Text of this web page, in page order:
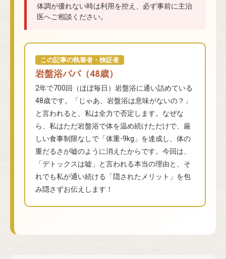
体調が優れない時は利用を控え、必ず事前に主治
医へご相談ください。
この記事の執筆者・検証者
岩盤浴パパ（48歳）
2年で700回（ほぼ毎日）岩盤浴に通い詰めている
48歳です。「じゃあ、岩盤浴は意味がないの？」
と言われると、私は全力で否定します。なぜな
ら、私はただ岩盤浴で体を温め続けただけで、厳
しい食事制限なしで「体重-9kg」を達成し、体の
重だるさが嘘のように消えたからです。今回は、
「デトックスは嘘」と言われる本当の理由と、そ
れでも私が通い続ける「隠されたメリット」を包
み隠さずお伝えします！